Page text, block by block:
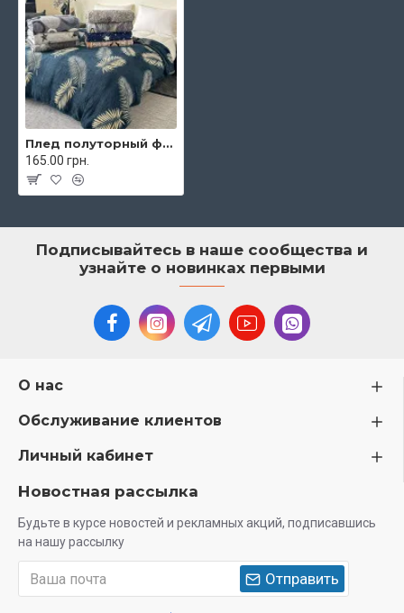
Плед полуторный флисовый 150х200 см Malloory арт. 18-128
165.00 грн.
Подписывайтесь в наше сообщества и
узнайте о новинках первыми
О нас
Обслуживание клиентов
Личный кабинет
Новостная рассылка
Будьте в курсе новостей и рекламных акций, подписавшись
на нашу рассылку
Отправить